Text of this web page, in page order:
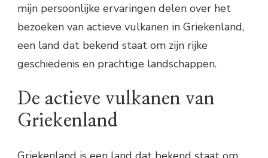
mijn persoonlijke ervaringen delen over het
bezoeken van actieve vulkanen in Griekenland,
een land dat bekend staat om zijn rijke
geschiedenis en prachtige landschappen.
De actieve vulkanen van
Griekenland